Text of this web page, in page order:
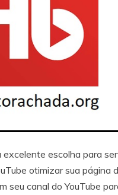
excelente escolha para
otimizar sua página
seu canal do YouTube